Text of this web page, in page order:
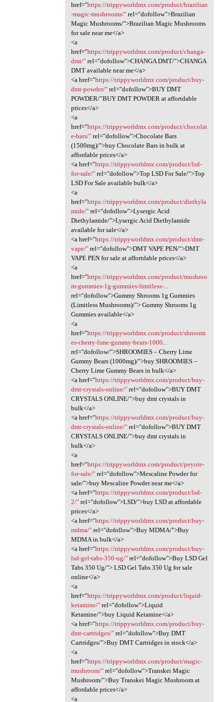
href="https://trippyworldmx.com/product/brazilian
-magic-mushrooms/"rel="dofollow">Brazilian
Magic Mushrooms/">Brazilian Magic Mushrooms
for sale near me</a>
<a
href="https://trippyworldmx.com/product/changa-
dmt/"rel="dofollow">CHANGA DMT/">CHANGA
DMT available near me</a>
<a href="https://trippyworldmx.com/product/buy-
dmt-powder/"rel="dofollow">BUY DMT
POWDER/”BUY DMT POWDER at affortdable
prices</a>
<a
href="https://trippyworldmx.com/product/chocolat
e-bars/"rel="dofollow">Chocolate Bars
(1500mg)/">buy Chocolate Bars in bulk at
affordable prices</a>
<a href="https://trippyworldmx.com/product/lsd-
for-sale/"rel="dofollow">Top LSD For Sale/">Top
LSD For Sale available bulk</a>
<a
href="https://trippyworldmx.com/product/diethyla
mide/"rel="dofollow">Lysergic Acid
Diethylamide/">Lysergic Acid Diethylamide
available for sale</a>
<a href="https://trippyworldmx.com/product/dmt-
vape/"rel="dofollow">DMT VAPE PEN/">DMT
VAPE PEN for sale at affortdable prices</a>
<a
href="https://trippyworldmx.com/product/mushroo
m-gummies-1g-gummies-limitless-...
rel="dofollow">Gummy Shrooms 1g Gummies
(Limitless Mushrooms)/"> Gummy Shrooms 1g
Gummies available</a>
<a
href="https://trippyworldmx.com/product/shroomi
es-cherry-lime-gummy-bears-1000...
rel="dofollow/">SHROOMIES – Cherry Lime
Gummy Bears (1000mg)/">buy SHROOMIES –
Cherry Lime Gummy Bears in bulk</a>
<a href="https://trippyworldmx.com/product/buy-
dmt-crystals-online/"rel="dofollow">BUY DMT
CRYSTALS ONLINE/">buy dmt crystals in
bulk</a>
<a href="https://trippyworldmx.com/product/buy-
dmt-crystals-online/"rel="dofollow">BUY DMT
CRYSTALS ONLINE/">buy dmt crystals in
bulk</a>
<a
href="https://trippyworldmx.com/product/peyote-
for-sale/"rel="dofollow">Mescaline Powder for
sale/">buy Mescaline Powder near me</a>
<a href="https://trippyworldmx.com/product/lsd-
2/"rel="dofollow">LSD/">buy LSD at affordable
prices</a>
<a href="https://trippyworldmx.com/product/buy-
mdma/"rel="dofollow">Buy MDMA/">Buy
MDMA in bulk</a>
<a href="https://trippyworldmx.com/product/buy-
lsd-gel-tabs-350-ug/"rel="dofollow">Buy LSD Gel
Tabs 350 Ug/"> LSD Gel Tabs 350 Ug for sale
online</a>
<a
href="https://trippyworldmx.com/product/liquid-
ketamine/"rel="dofollow">Liquid
Ketamine/">buy Liquid Ketamine</a>
<a href="https://trippyworldmx.com/product/buy-
dmt-cartridges/"rel="dofollow">Buy DMT
Cartridges/">Buy DMT Cartridges in stock</a>
<a
href="https://trippyworldmx.com/product/magic-
mushroom/"rel="dofollow">Transkei Magic
Mushroom/">Buy Transkei Magic Mushroom at
affordable prices</a>
<a